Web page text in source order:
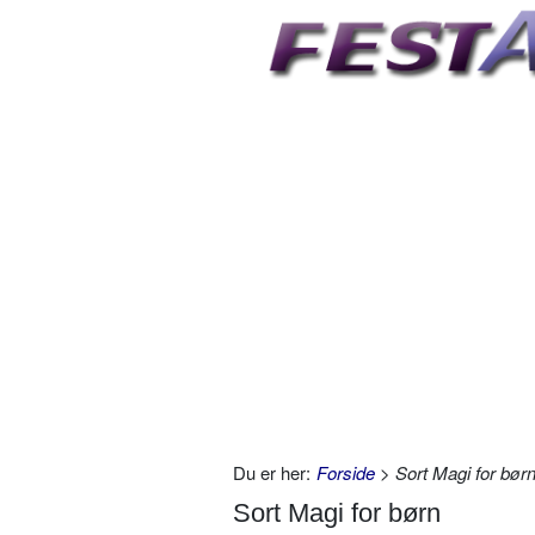
Du er her: Forside > Sort Magi for børn
Sort Magi for børn